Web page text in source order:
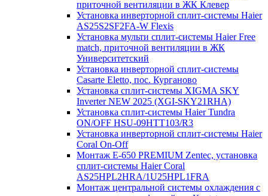
приточной вентиляции в ЖК Клевер
Установка инверторной сплит-системы Haier
AS25S2SF2FA-W Flexis
Установка мульти сплит-системы Haier Free
match, приточной вентиляции в ЖК
Университетский
Установка инверторной сплит-системы
Casarte Eletto, пос. Курганово
Установка сплит-системы XIGMA SKY
Inverter NEW 2025 (XGI-SKY21RHA)
Установка сплит-системы Haier Tundra
ON/OFF HSU-09HTT103/R3
Установка инверторной сплит-системы Haier
Coral On-Off
Монтаж E-650 PREMIUM Zentec, установка
сплит-системы Haier Coral
AS25HPL2HRA/1U25HPL1FRA
Монтаж центральной системы охлаждения с